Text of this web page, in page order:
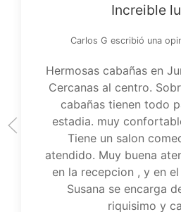
Increible
Carlos G escribió una
Hermosas cabañas en
Cercanas al centro.
cabañas tienen todo
estadia. muy
Tiene un salon
atendido. Muy buena
en la recepcion , y en
Susana se encarga
riquisimo y